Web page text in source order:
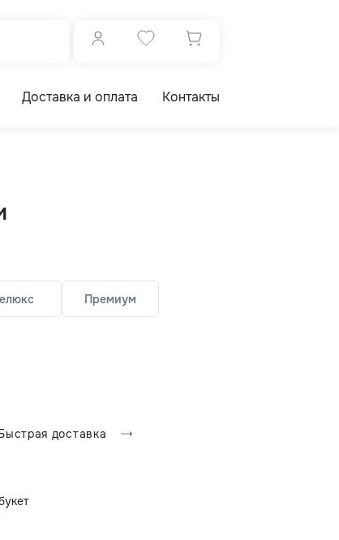
Доставка и оплата Контакты
Премиум
доставка